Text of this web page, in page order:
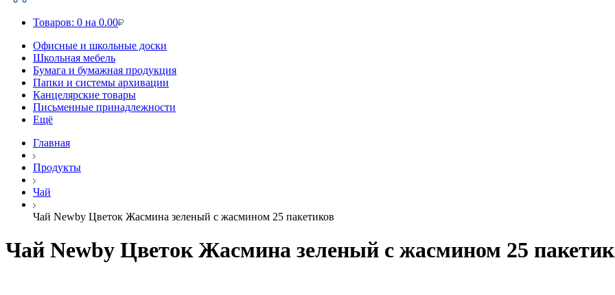
Товаров: 0 на 0.00
Офисные и школьные доски
Школьная мебель
Бумага и бумажная продукция
Папки и системы архивации
Канцелярские товары
Письменные принадлежности
Ещё
Главная
Продукты
Чай
Чай Newby Цветок Жасмина зеленый с жасмином 25 пакетиков
Чай Newby Цветок Жасмина зеленый с жасмином 25